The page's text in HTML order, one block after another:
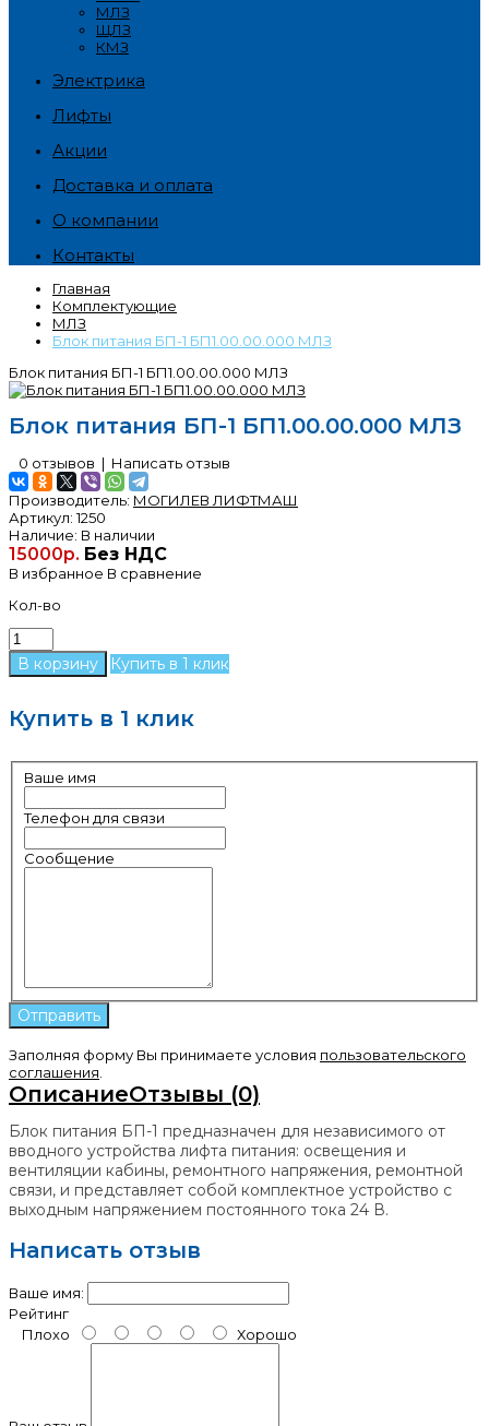
МЛЗ
ЩЛЗ
КМЗ
Электрика
Лифты
Акции
Доставка и оплата
О компании
Контакты
Главная
Комплектующие
МЛЗ
Блок питания БП-1 БП1.00.00.000 МЛЗ
Блок питания БП-1 БП1.00.00.000 МЛЗ
Блок питания БП-1 БП1.00.00.000 МЛЗ
0 отзывов | Написать отзыв
Производитель: МОГИЛЕВ ЛИФТМАШ
Артикул:1250
Наличие: В наличии
15000р. Без НДС
В избранное В сравнение
Кол-во
Купить в 1 клик
Купить в 1 клик
Ваше имя
Телефон для связи
Сообщение
Заполняя форму Вы принимаете условия пользовательского
соглашения
ОписаниеОтзывы (0)
Блок питания БП-1 предназначен для независимого от
вводного устройства лифта питания: освещения и
вентиляции кабины, ремонтного напряжения, ремонтной
связи, и представляет собой комплектное устройство с
выходным напряжением постоянного тока 24 В.
Написать отзыв
Ваше имя:
Рейтинг
Плохо
Хорошо